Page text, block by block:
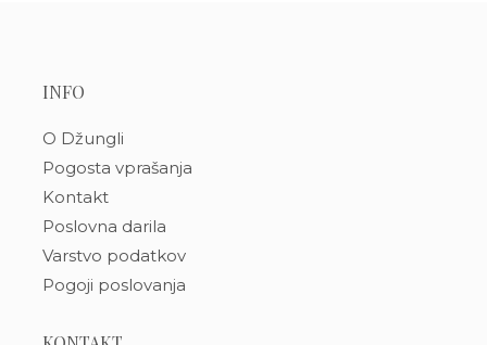
INFO
O Džungli
Pogosta vprašanja
Kontakt
Poslovna darila
Varstvo podatkov
Pogoji poslovanja